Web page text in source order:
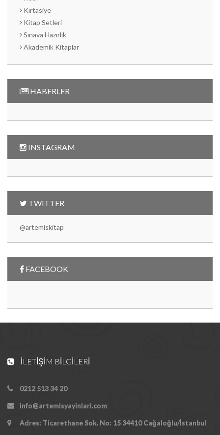
Kırtasiye
Kitap Setleri
Sınava Hazırlık
Akademik Kitaplar
HABERLER
INSTAGRAM
TWITTER
@artemiskitap
FACEBOOK
İLETIŞIM BILGILERI
0212 513 34 20
info@artemisyayinlari.com
Adres: Ticarethane Sok. No: 15 34410 Cağaloğlu/İstanbul